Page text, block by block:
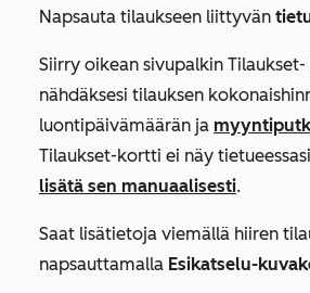
Napsauta tilaukseen liittyvän
Siirry oikean sivupalkin Tilaukset-
nähdäksesi tilauksen
luontipäivämäärän ja
Tilaukset-kortti ei näy
lisätä sen manuaalisesti.
Saat lisätietoja viemällä hiiren
napsauttamalla Esikatselu-